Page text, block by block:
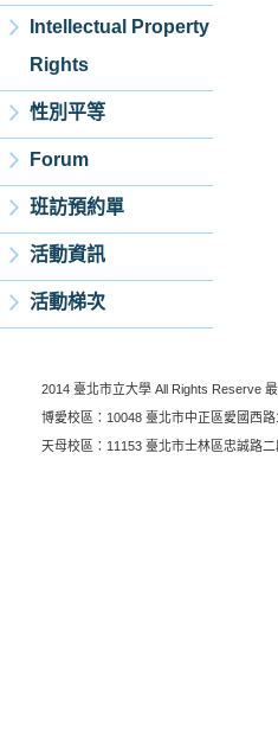
Intellectual Property
Rights
性別平等
Forum
班訪預約單
活動資訊
活動梯次
2014 臺北市立大學 All Rights Reserve
博愛校區：10048 臺北市中正區愛國西路
天母校區：11153 臺北市士林區忠誠路